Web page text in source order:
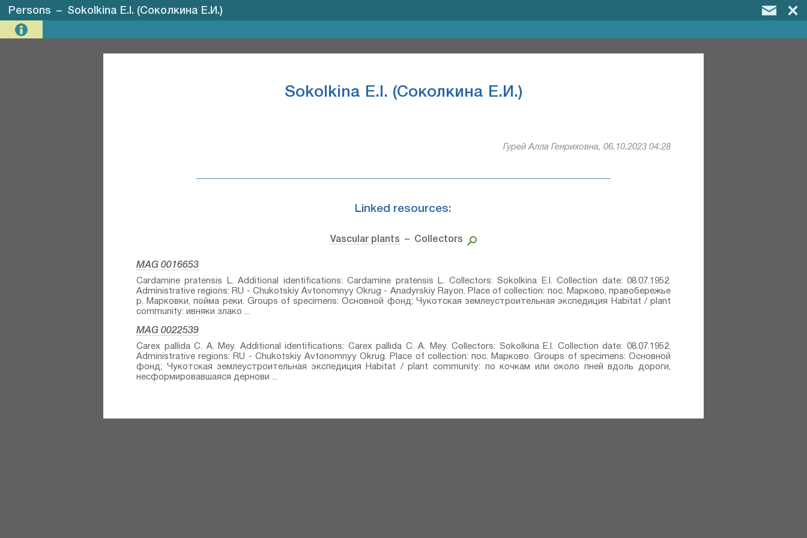
Persons – Sokolkina E.I. (Соколкина Е.И.)
Sokolkina E.I. (Соколкина Е.И.)
Гурей Алла Генриховна, 06.10.2023 04:28
Linked resources:
Vascular plants – Collectors
MAG 0016653
Cardamine pratensis L.⁣ Additional identifications: Cardamine pratensis L.⁣ Collectors: Sokolkina E.I. Collection date: 08.07.1952.
Administrative regions: RU - Chukotskiy Avtonomnyy Okrug - Anadyrskiy Rayon. Place of collection: пос. Марково, правобережье
р. Марковки, пойма реки. Groups of specimens: Основной фонд; Чукотская землеустроительная экспедиция Habitat / plant
community: ивняки злако ...
MAG 0022539
Carex pallida C. A. Mey.⁣ Additional identifications: Carex pallida C. A. Mey.⁣ Collectors: Sokolkina E.I. Collection date: 08.07.1952.
Administrative regions: RU - Chukotskiy Avtonomnyy Okrug. Place of collection: пос. Марково. Groups of specimens: Основной
фонд; Чукотская землеустроительная экспедиция Habitat / plant community: по кочкам или около пней вдоль дороги,
несформировавшаяся дернови ...